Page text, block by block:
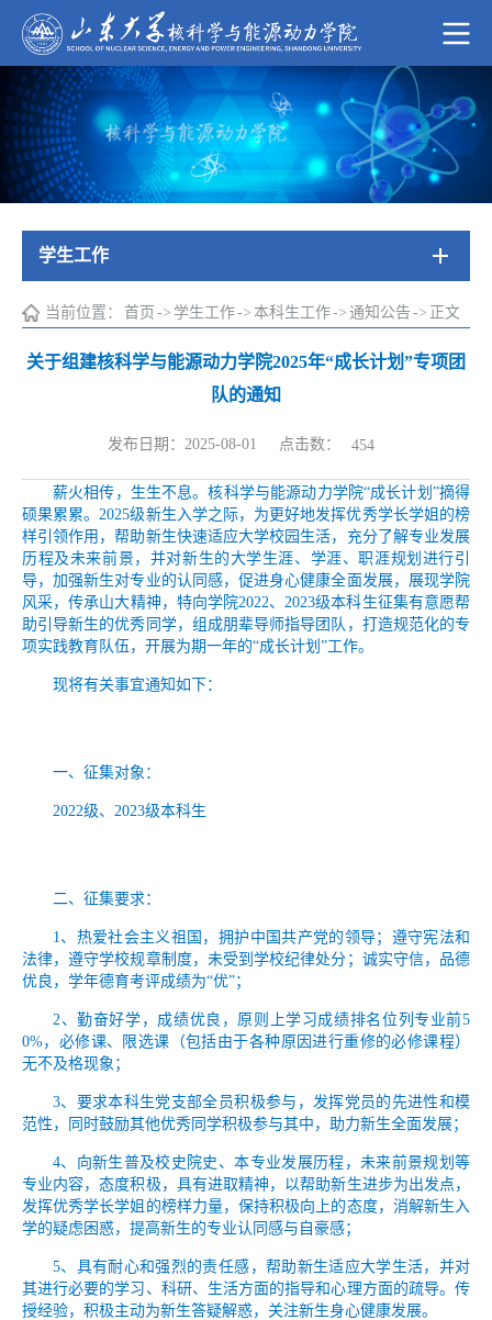
学生工作
当前位置： 首页 -> 学生工作-> 本科生工作-> 通知公告 -> 正文
关于组建核科学与能源动力学院2025年“成长计划”专项团
队的通知
发布日期：2025-08-01 点击数： 454
薪火相传，生生不息。核科学与能源动力学院“成长计划”摘得
硕果累累。2025级新生入学之际，为更好地发挥优秀学长学姐的榜
样引领作用，帮助新生快速适应大学校园生活，充分了解专业发展
历程及未来前景，并对新生的大学生涯、学涯、职涯规划进行引
导，加强新生对专业的认同感，促进身心健康全面发展，展现学院
风采，传承山大精神，特向学院2022、2023级本科生征集有意愿帮
助引导新生的优秀同学，组成朋辈导师指导团队，打造规范化的专
项实践教育队伍，开展为期一年的“成长计划”工作。
现将有关事宜通知如下：
一、征集对象：
2022级、2023级本科生
二、征集要求：
1、热爱社会主义祖国，拥护中国共产党的领导；遵守宪法和
法律，遵守学校规章制度，未受到学校纪律处分；诚实守信，品德
优良，学年德育考评成绩为“优”；
2、勤奋好学，成绩优良，原则上学习成绩排名位列专业前5
0%，必修课、限选课（包括由于各种原因进行重修的必修课程）
无不及格现象；
3、要求本科生党支部全员积极参与，发挥党员的先进性和模
范性，同时鼓励其他优秀同学积极参与其中，助力新生全面发展；
4、向新生普及校史院史、本专业发展历程，未来前景规划等
专业内容，态度积极，具有进取精神，以帮助新生进步为出发点，
发挥优秀学长学姐的榜样力量，保持积极向上的态度，消解新生入
学的疑虑困惑，提高新生的专业认同感与自豪感；
5、具有耐心和强烈的责任感，帮助新生适应大学生活，并对
其进行必要的学习、科研、生活方面的指导和心理方面的疏导。传
授经验，积极主动为新生答疑解惑，关注新生身心健康发展。